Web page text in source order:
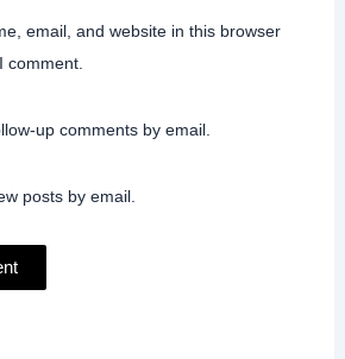
email, and website in this browser
comment.
up comments by email.
posts by email.